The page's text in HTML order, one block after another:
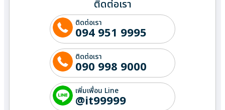
ติดต่อเรา
ติดต่อเรา
094 951 9995
ติดต่อเรา
090 998 9000
เพิ่มเพื่อน Line
@it99999